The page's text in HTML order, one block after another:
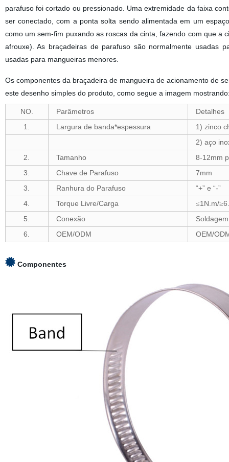
parafuso foi cortado ou pressionado. Uma extremidade da faixa
ser conectado, com a ponta solta sendo alimentada em um
como um sem-fim puxando as roscas da cinta, fazendo com que
afrouxe). As braçadeiras de parafuso são normalmente usadas
usadas para mangueiras menores.
Os componentes da braçadeira de mangueira de acionamento de
este desenho simples do produto, como segue a imagem
NO. Parâmetros
Detalhes
1.
Largura de banda*espessura
1) zinco
2) aço
2.
Tamanho
8-12mm
3.
Chave de Parafuso
7mm
3.
Ranhura do Parafuso
“+” e “-”
4.
Torque Livre/Carga ≤1N.m/≥
5.
Conexão
Soldagem
6.
OEM/ODM OEM/
Componentes